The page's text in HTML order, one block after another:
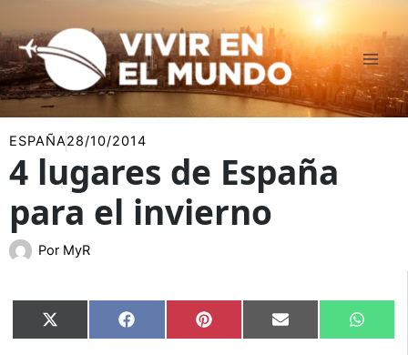
al
contenido
ESPAÑA28/10/2014
4 lugares de España
para el invierno
Por MyR
Compartir
en
X
(Twitter)
Compartir
en
Facebook Compartir
en
Pinterest Compartir
en
Email
en